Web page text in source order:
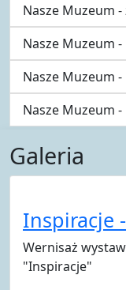
Nasze Muzeum
Nasze Muzeum
Nasze Muzeum
Nasze Muzeum
Galeria
Inspiracje
Wernisaż
"Inspiracje"